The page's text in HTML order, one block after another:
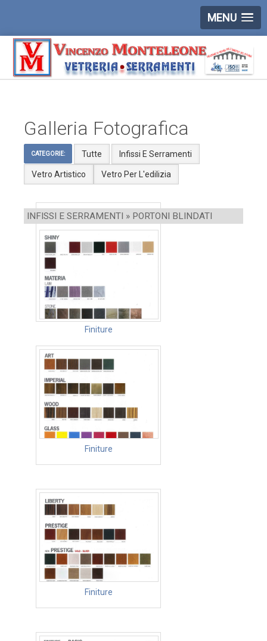
MENU
Galleria Fotografica
CATEGORIE: Tutte Infissi E Serramenti
Vetro Artistico Vetro Per L'edilizia
INFISSI E SERRAMENTI » PORTONI BLINDATI
Finiture
Finiture
Finiture